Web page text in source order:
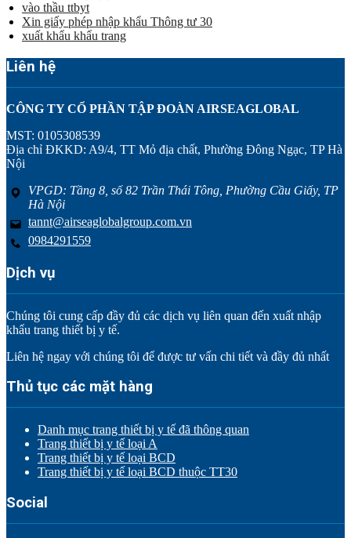
vào thầu ttbyt
Xin giấy phép nhập khẩu Thông tư 30
xuất khẩu khẩu trang
Liên hệ
CÔNG TY CỔ PHẦN TẬP ĐOÀN AIRSEAGLOBAL
MST: 0105308539
Địa chỉ ĐKKD: A9/4, TT Mỏ địa chất, Phường Đông Ngạc, TP Hà
Nội
VPGD: Tầng 8, số 82 Trần Thái Tông, Phường Cầu Giấy, TP
Hà Nội
tannt@airseaglobalgroup.com.vn
0984291559
Dịch vụ
Chúng tôi cung cấp đầy đủ các dịch vụ liên quan đến xuất nhập
khẩu trang thiết bị y tế.
Liên hệ ngay với chúng tôi để được tư vấn chi tiết và đầy đủ nhất
Thủ tục các mặt hàng
Danh mục trang thiết bị y tế đã thông quan
Trang thiết bị y tế loại A
Trang thiết bị y tế loại BCD
Trang thiết bị y tế loại BCD thuộc TT30
Social